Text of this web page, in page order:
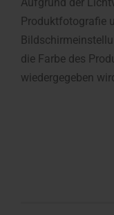
Produktfotografie
die Farbe des
wiedergegeben